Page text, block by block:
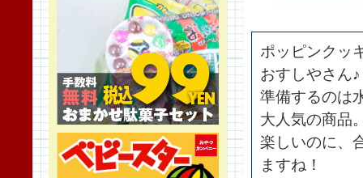
ポッピンクッ
おすしやさん♪
準備するのは
大人気の商品
楽しいのに、
ますね！